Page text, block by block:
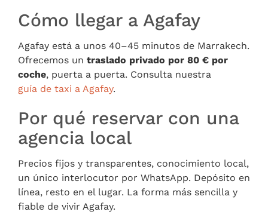
Cómo llegar a Agafay
Agafay está a unos 40–45 minutos de Marrakech.
Ofrecemos un traslado privado por 80 € por
coche, puerta a puerta. Consulta nuestra
guía de taxi a Agafay.
Por qué reservar con una
agencia local
Precios fijos y transparentes, conocimiento local,
un único interlocutor por WhatsApp. Depósito en
línea, resto en el lugar. La forma más sencilla y
fiable de vivir Agafay.